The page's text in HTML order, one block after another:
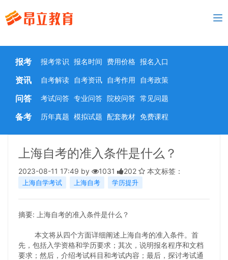
报考 报考常识 报名时间 费用价格 报名入口
资讯 自考解读 自考资讯 自考作用 自考政策
问答 考试问答 专业问答 院校问答 常见问题
备考 历年真题 模拟试题 配套教材 免费课程
上海自考的准入条件是什么？
2023-08-11 17:49 by 1031 202 本文标签：
上海自学考试 上海自考 学历提升
摘要: 上海自考的准入条件是什么？
本文将从四个方面详细阐述上海自考的准入条件。首
先，包括入学资格和学历要求；其次，说明报名程序和文档
要求；然后，介绍考试科目和考试内容；最后，探讨考试通